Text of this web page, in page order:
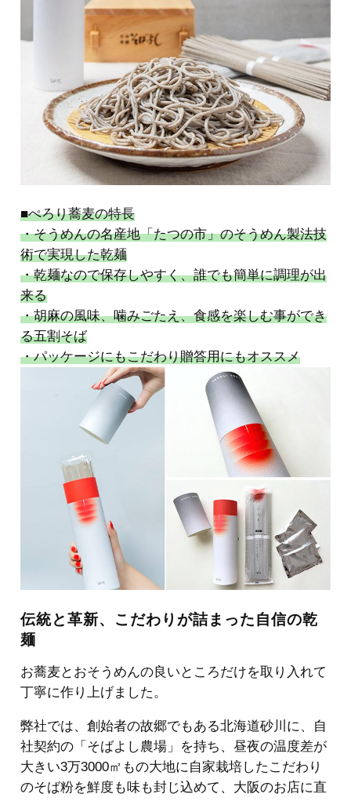
■ぺろり蕎麦の特長
・そうめんの名産地「たつの市」のそうめん製法技
術で実現した乾麺
・乾麺なので保存しやすく、誰でも簡単に調理が出
来る
・胡麻の風味、噛みごたえ、食感を楽しむ事ができ
る五割そば
・パッケージにもこだわり贈答用にもオススメ
伝統と革新、こだわりが詰まった自信の乾
麺
お蕎麦とおそうめんの良いところだけを取り入れて
丁寧に作り上げました。
弊社では、創始者の故郷でもある北海道砂川に、自
社契約の「そばよし農場」を持ち、昼夜の温度差が
大きい3万3000㎡もの大地に自家栽培したこだわり
のそば粉を鮮度も味も封じ込めて、大阪のお店に直